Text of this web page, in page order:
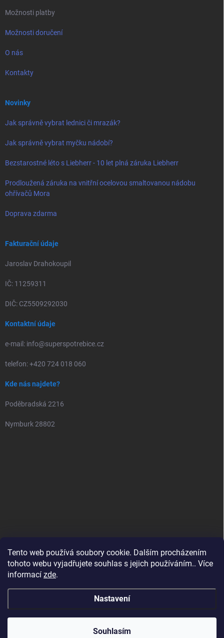
Tento web používá soubory cookie. Dalším procházením
tohoto webu vyjadřujete souhlas s jejich používáním.. Více
informací zde.
Nastavení
Souhlasím
Možnosti platby
Možnosti doručení
O nás
Kontakty
Novinky
Jak správně vybrat lednici či mrazák?
Jak správně vybrat myčku nádobí?
Bezstarostné léto s Liebherr - 10 let plná záruka Liebherr
Prodloužená záruka na vnitřní ocelovou smaltovanou nádobu
ohřívačů Mora
Doprava zdarma
Fakturační údaje
Jaroslav Drahokoupil
IČ: 11259311
DIČ: CZ5509292030
Kontaktní údaje
e-mail: info@superspotrebice.cz
telefon: +420 724 018 060
Kde nás najdete?
Poděbradská 2216
Nymburk 28802
SuperSpotřebiče . Všechna práva vyhrazena.